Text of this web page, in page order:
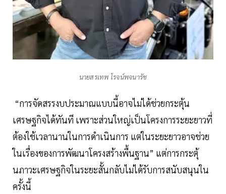
นายสรเทพ โรจน์พจนารัช
“การจัดสรรงบประมาณแบบนี้อาจไม่ได้ช่วยกระตุ้น
เศรษฐกิจได้ทันที เพราะส่วนใหญ่เป็นโครงการระยะยาวที่
ต้องใช้เวลานานในการดำเนินการ แต่ในระยะยาวอาจช่วย
ในเรื่องของการพัฒนาโครงสร้างพื้นฐาน” แต่การกระตุ้
นภาวะเศรษฐกิจในระยะสั้นกลับไม่ได้รับการสนับสนุนใน
ครั้งนี้